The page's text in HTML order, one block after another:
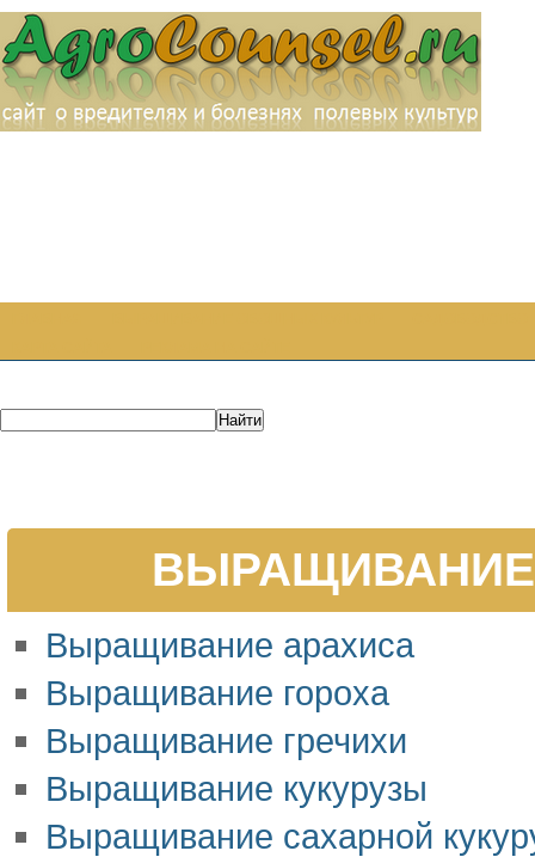
ВЫРАЩИВАНИЕ
Выращивание арахиса
Выращивание гороха
Выращивание гречихи
Выращивание кукурузы
Выращивание сахарной